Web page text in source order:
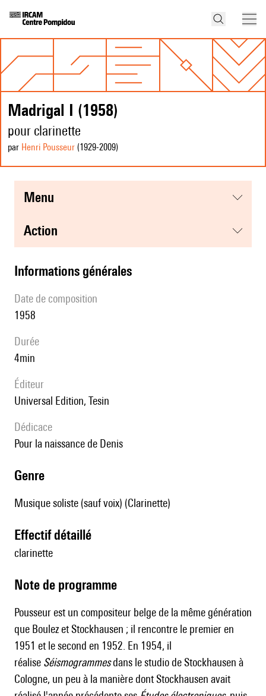
Madrigal I (1958)
pour clarinette
par Henri Pousseur (1929-2009)
menu
action
informations générales
date de composition
1958
durée
4min
éditeur
Universal Edition, Tesin
Dédicace
pour la naissance de Denis
genre
Musique soliste (sauf voix) (Clarinette)
effectif détaillé
clarinette
Note de programme
Pousseur est un compositeur belge de la même génération
que Boulez et Stockhausen ; il rencontre le premier en
1951 et le second en 1952. En 1954, il
réalise Séismogrammesdans le studio de Stockhausen à
Cologne, un peu à la manière dont Stockhausen avait